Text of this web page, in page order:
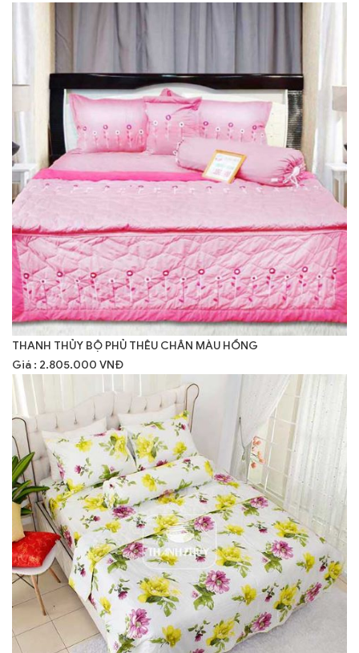
THANH THỦY BỘ PHỦ THÊU CHÂN MÀU HỒNG
Giá : 2.805.000 VNĐ